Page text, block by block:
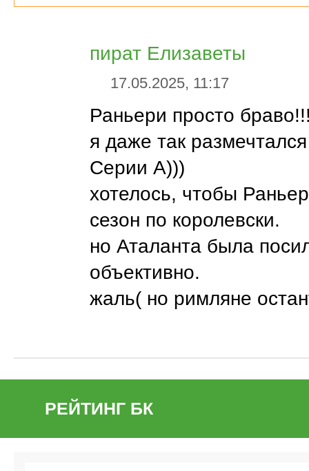
пират Елизаветы
17.05.2025, 11:17
Раньери просто
я даже так
Серии А)))
хотелось, чтобы
сезон по королевски.
но Аталанта была
объективно.
жаль( но римляне
РЕЙТИНГ БК